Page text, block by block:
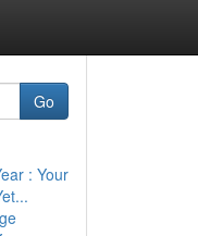
Go
: Your